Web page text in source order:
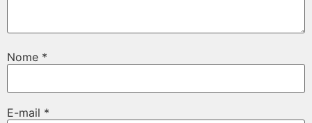
Nome *
E-mail *